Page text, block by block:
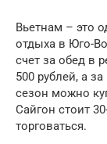
Вьетнам – это
отдыха в Юго-
счет за обед в
500 рублей, а
сезон можно
Сайгон стоит
торговаться.